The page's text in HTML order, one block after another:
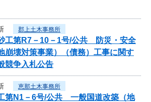
郡上土木事務所
工第R7－10－1号/公共 防災・安全
崩壊対策事業）（債務）工事に関す
競争入札公告
恵那土木事務所
第N1－6号/公共 一般国道改築（地